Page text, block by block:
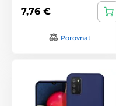
7,76 €
Porovnať